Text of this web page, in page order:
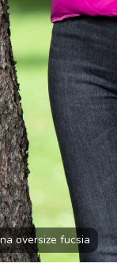
oversize fucsia